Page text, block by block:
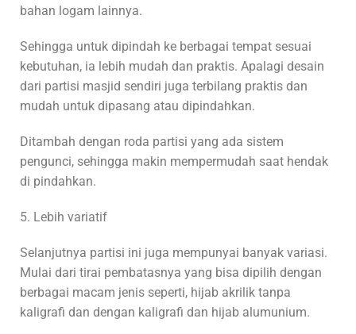
bahan logam lainnya.
Sehingga untuk dipindah ke berbagai tempat sesuai
kebutuhan, ia lebih mudah dan praktis. Apalagi desain
dari partisi masjid sendiri juga terbilang praktis dan
mudah untuk dipasang atau dipindahkan.
Ditambah dengan roda partisi yang ada sistem
pengunci, sehingga makin mempermudah saat hendak
di pindahkan.
5. Lebih variatif
Selanjutnya partisi ini juga mempunyai banyak variasi.
Mulai dari tirai pembatasnya yang bisa dipilih dengan
berbagai macam jenis seperti, hijab akrilik tanpa
kaligrafi dan dengan kaligrafi dan hijab alumunium.